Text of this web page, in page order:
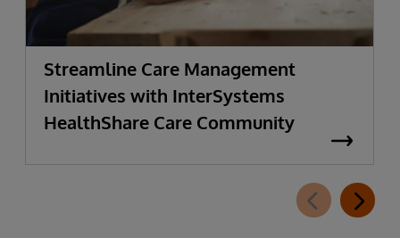
Streamline Care Management
Initiatives with InterSystems
HealthShare Care Community